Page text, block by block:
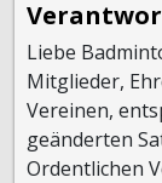
Liebe
Mitglieder,
Vereinen,
geänderten
Ordentlichen